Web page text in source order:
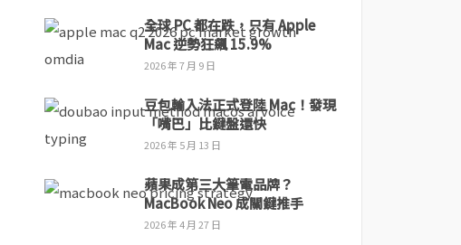
全球 PC 都在跌，只有 Apple
Mac 逆勢狂飆 15.9%
2026 年 7 月 9 日
豆包輸入法正式登陸 Mac！發現
「嘴巴」比鍵盤還快
2026 年 5 月 13 日
蘋果成第三大筆電品牌？
MacBook Neo 成關鍵推手
2026 年 4 月 27 日